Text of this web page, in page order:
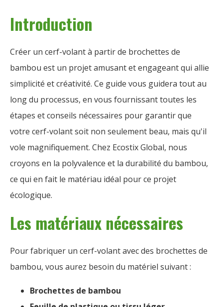
Introduction
Créer un cerf-volant à partir de brochettes de
bambou est un projet amusant et engageant qui allie
simplicité et créativité. Ce guide vous guidera tout au
long du processus, en vous fournissant toutes les
étapes et conseils nécessaires pour garantir que
votre cerf-volant soit non seulement beau, mais qu'il
vole magnifiquement. Chez Ecostix Global, nous
croyons en la polyvalence et la durabilité du bambou,
ce qui en fait le matériau idéal pour ce projet
écologique.
Les matériaux nécessaires
Pour fabriquer un cerf-volant avec des brochettes de
bambou, vous aurez besoin du matériel suivant :
Brochettes de bambou